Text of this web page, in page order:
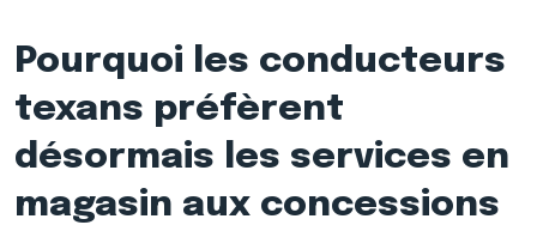
Pourquoi les conducteurs
texans préfèrent
désormais les services en
magasin aux concessions